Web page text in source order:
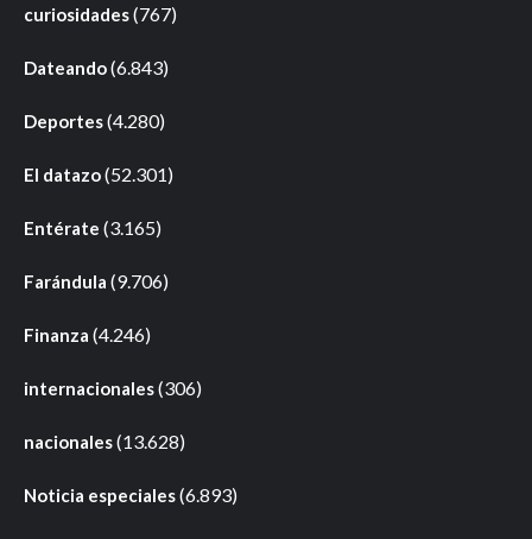
curiosidades(767)
Dateando(6.843)
Deportes(4.280)
El datazo(52.301)
Entérate (3.165)
Farándula (9.706)
Finanza (4.246)
internacionales(306)
nacionales(13.628)
Noticia especiales(6.893)